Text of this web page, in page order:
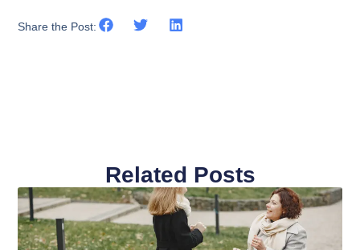
Share the Post:
Related Posts